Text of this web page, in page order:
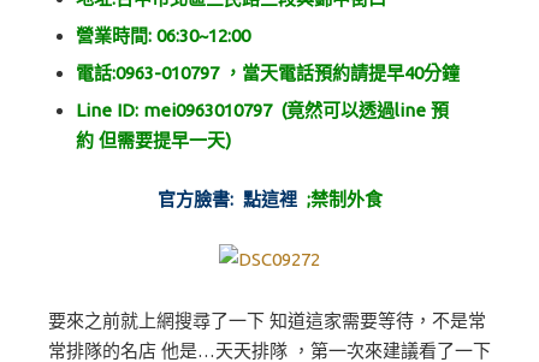
營業時間: 06:30~12:00
電話:0963-010797 ，當天電話預約請提早40分鐘
Line ID: mei0963010797 (竟然可以透過line 預
約 但需要提早一天)
官方臉書: 點這裡 ;禁制外食
要來之前就上網搜尋了一下 知道這家需要等待，不是常
常排隊的名店 他是…天天排隊 ，第一次來建議看了一下